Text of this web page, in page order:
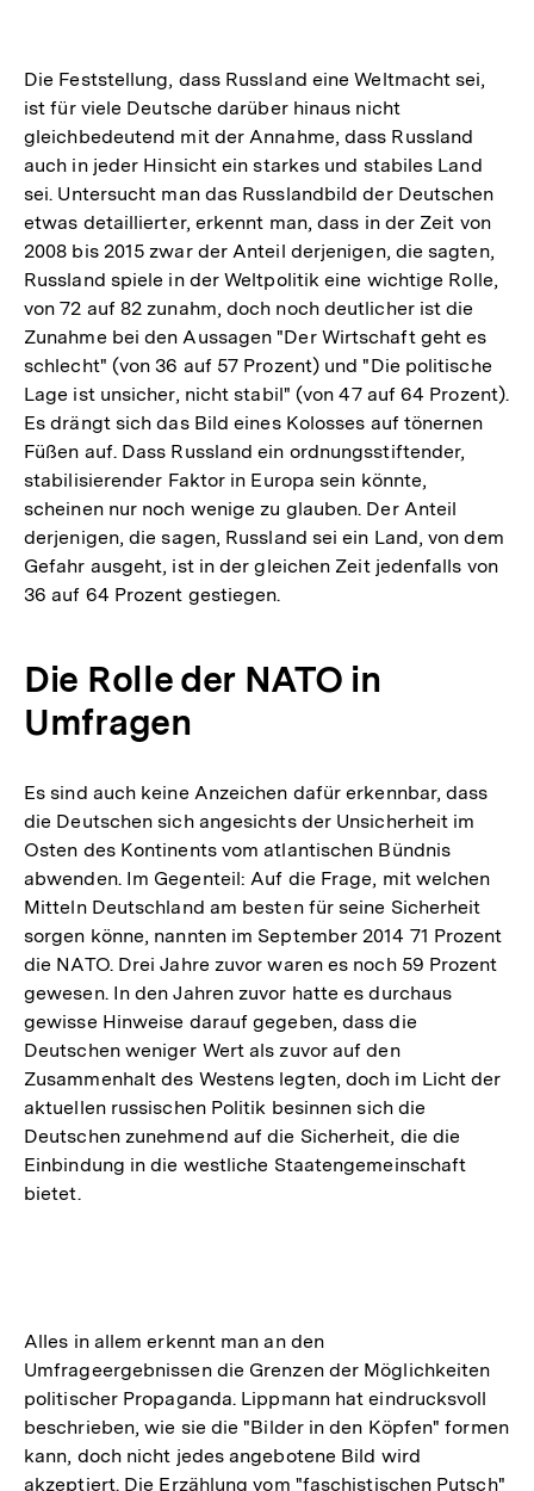
Die Feststellung, dass Russland eine Weltmacht sei,
ist für viele Deutsche darüber hinaus nicht
gleichbedeutend mit der Annahme, dass Russland
auch in jeder Hinsicht ein starkes und stabiles Land
sei. Untersucht man das Russlandbild der Deutschen
etwas detaillierter, erkennt man, dass in der Zeit von
2008 bis 2015 zwar der Anteil derjenigen, die sagten,
Russland spiele in der Weltpolitik eine wichtige Rolle,
von 72 auf 82 zunahm, doch noch deutlicher ist die
Zunahme bei den Aussagen "Der Wirtschaft geht es
schlecht" (von 36 auf 57 Prozent) und "Die politische
Lage ist unsicher, nicht stabil" (von 47 auf 64 Prozent).
Es drängt sich das Bild eines Kolosses auf tönernen
Füßen auf. Dass Russland ein ordnungsstiftender,
stabilisierender Faktor in Europa sein könnte,
scheinen nur noch wenige zu glauben. Der Anteil
derjenigen, die sagen, Russland sei ein Land, von dem
Gefahr ausgeht, ist in der gleichen Zeit jedenfalls von
36 auf 64 Prozent gestiegen.
Die Rolle der NATO in
Umfragen
Es sind auch keine Anzeichen dafür erkennbar, dass
die Deutschen sich angesichts der Unsicherheit im
Osten des Kontinents vom atlantischen Bündnis
abwenden. Im Gegenteil: Auf die Frage, mit welchen
Mitteln Deutschland am besten für seine Sicherheit
sorgen könne, nannten im September 2014 71 Prozent
die NATO. Drei Jahre zuvor waren es noch 59 Prozent
gewesen. In den Jahren zuvor hatte es durchaus
gewisse Hinweise darauf gegeben, dass die
Deutschen weniger Wert als zuvor auf den
Zusammenhalt des Westens legten, doch im Licht der
aktuellen russischen Politik besinnen sich die
Deutschen zunehmend auf die Sicherheit, die die
Einbindung in die westliche Staatengemeinschaft
bietet.
Alles in allem erkennt man an den
Umfrageergebnissen die Grenzen der Möglichkeiten
politischer Propaganda. Lippmann hat eindrucksvoll
beschrieben, wie sie die "Bilder in den Köpfen" formen
kann, doch nicht jedes angebotene Bild wird
akzeptiert. Die Erzählung vom "faschistischen Putsch"